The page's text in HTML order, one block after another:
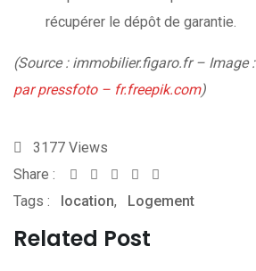
récupérer le dépôt de garantie.
(Source : immobilier.figaro.fr – Image :
par pressfoto – fr.freepik.com)
3177 Views
Share :
Whatsapp
Share
via
Email
Tags : location, Logement
Related Post